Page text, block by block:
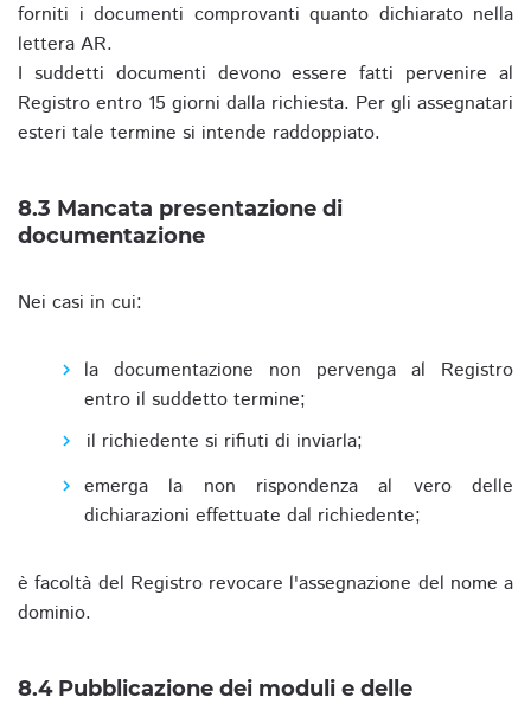
forniti i documenti comprovanti quanto dichiarato nella
lettera AR.
I suddetti documenti devono essere fatti pervenire al
Registro entro 15 giorni dalla richiesta. Per gli assegnatari
esteri tale termine si intende raddoppiato.
8.3 Mancata presentazione di
documentazione
Nei casi in cui:
la documentazione non pervenga al Registro
entro il suddetto termine;
il richiedente si rifiuti di inviarla;
emerga la non rispondenza al vero delle
dichiarazioni effettuate dal richiedente;
è facoltà del Registro revocare l'assegnazione del nome a
dominio.
8.4 Pubblicazione dei moduli e delle